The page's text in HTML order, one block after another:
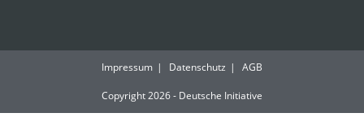
Impressum Datenschutz AGB
Copyright 2026 - Deutsche Initiative